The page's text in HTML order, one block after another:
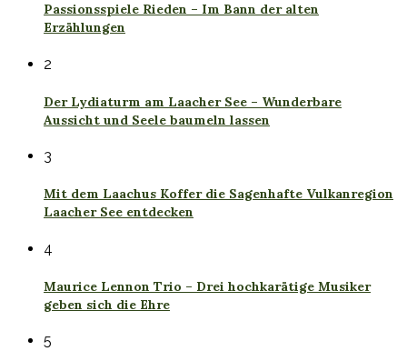
Passionsspiele Rieden – Im Bann der alten
Erzählungen
2
Der Lydiaturm am Laacher See – Wunderbare
Aussicht und Seele baumeln lassen
3
Mit dem Laachus Koffer die Sagenhafte Vulkanregion
Laacher See entdecken
4
Maurice Lennon Trio – Drei hochkarätige Musiker
geben sich die Ehre
5